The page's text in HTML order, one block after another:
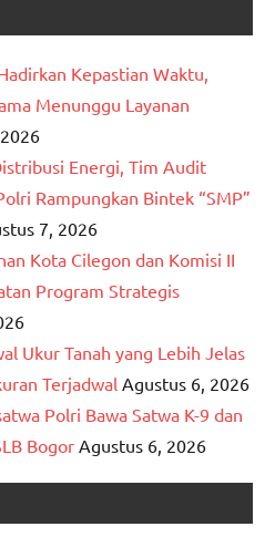
Kepastian Waktu,
Menunggu Layanan
Energi, Tim Audit
Rampungkan Bintek “SMP”
7, 2026
Kota Cilegon dan Komisi II
Program Strategis
Ukur Tanah yang Lebih Jelas
Terjadwal Agustus 6, 2026
Polri Bawa Satwa K-9 dan
Bogor Agustus 6, 2026